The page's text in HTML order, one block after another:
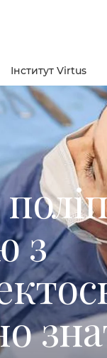
Інститут Virtus
з